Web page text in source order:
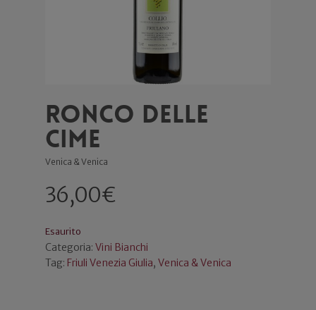
Ronco delle
Cime
Venica & Venica
36,00€
Esaurito
Categoria: Vini Bianchi
Tag: Friuli Venezia Giulia, Venica & Venica